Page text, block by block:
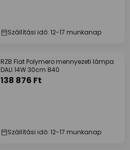
Szállítási idő: 12-17 munkanap
RZB Flat Polymero mennyezeti lámpa
DALI 14W 30cm 840
138 876 Ft
Szállítási idő: 12-17 munkanap